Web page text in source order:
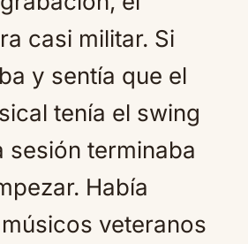
casi militar. Si
y sentía que el
tenía el swing
sesión terminaba
Había
veteranos